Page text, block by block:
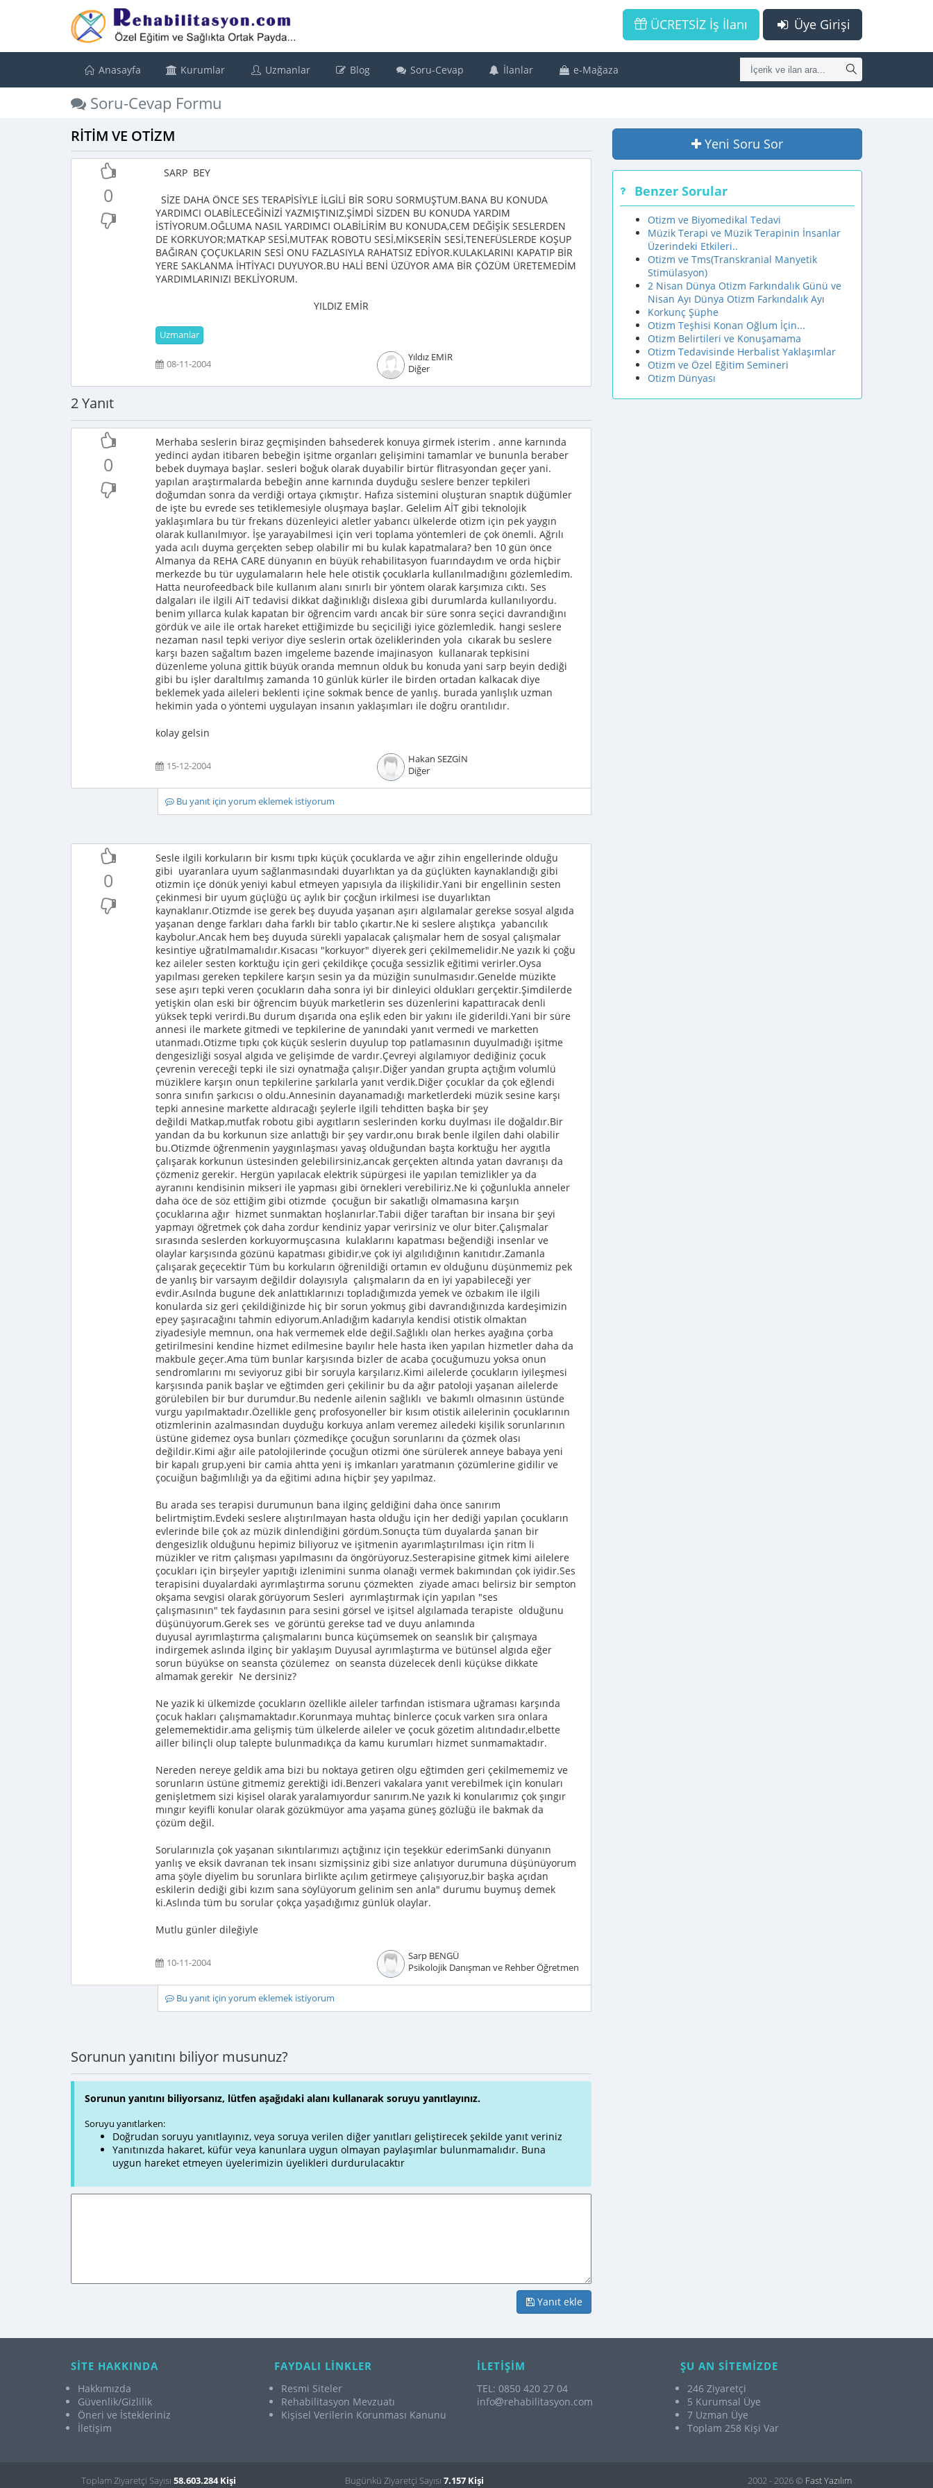
Üye Girişi
ÜCRETSİZ İş İlanı
Anasayfa Kurumlar Uzmanlar Blog Soru-Cevap İlanlar e-Mağaza
Soru-Cevap Formu
RİTİM VE OTİZM
0
SARP BEY
SİZE DAHA ÖNCE SES TERAPİSİYLE İLGİLİ BİR SORU SORMUŞTUM.BANA BU KONUDA
YARDIMCI OLABİLECEĞİNİZİ YAZMIŞTINIZ,ŞİMDİ SİZDEN BU KONUDA YARDIM
İSTİYORUM.OĞLUMA NASIL YARDIMCI OLABİLİRİM BU KONUDA,CEM DEĞİŞİK SESLERDEN
DE KORKUYOR;MATKAP SESİ,MUTFAK ROBOTU SESİ,MİKSERİN SESİ,TENEFÜSLERDE KOŞUP
BAĞIRAN ÇOÇUKLARIN SESİ ONU FAZLASIYLA RAHATSIZ EDİYOR.KULAKLARINI KAPATIP BİR
YERE SAKLANMA İHTİYACI DUYUYOR.BU HALİ BENİ ÜZÜYOR AMA BİR ÇÖZÜM ÜRETEMEDİM
YARDIMLARINIZI BEKLİYORUM.
YILDIZ EMİR
Uzmanlar
08-11-2004
Yıldız EMİR
Diğer
2 Yanıt
0
Merhaba seslerin biraz geçmişinden bahsederek konuya girmek isterim . anne karnında
yedinci aydan itibaren bebeğin işitme organları gelişimini tamamlar ve bununla beraber
bebek duymaya başlar. sesleri boğuk olarak duyabilir birtür flitrasyondan geçer yani.
yapılan araştırmalarda bebeğin anne karnında duyduğu seslere benzer tepkileri
doğumdan sonra da verdiği ortaya çıkmıştır. Hafıza sistemini oluşturan snaptık düğümler
de işte bu evrede ses tetiklemesiyle oluşmaya başlar. Gelelim AİT gibi teknolojik
yaklaşımlara bu tür frekans düzenleyici aletler yabancı ülkelerde otizm için pek yaygın
olarak kullanılmıyor. İşe yarayabilmesi için veri toplama yöntemleri de çok önemli. Ağrılı
yada acılı duyma gerçekten sebep olabilir mi bu kulak kapatmalara? ben 10 gün önce
Almanya da REHA CARE dünyanın en büyük rehabilitasyon fuarındaydım ve orda hiçbir
merkezde bu tür uygulamaların hele hele otistik çocuklarla kullanılmadığını gözlemledim.
Hatta neurofeedback bile kullanım alanı sınırlı bir yöntem olarak karşımıza cıktı. Ses
dalgaları ile ilgili AiT tedavisi dikkat dağinıklığı dislexıa gibi durumlarda kullanılıyordu.
benim yıllarca kulak kapatan bir öğrencim vardı ancak bir süre sonra seçici davrandığını
gördük ve aile ile ortak hareket ettiğimizde bu seçiciliği iyice gözlemledik. hangi seslere
nezaman nasıl tepki veriyor diye seslerin ortak özeliklerinden yola cıkarak bu seslere
karşı bazen sağaltım bazen imgeleme bazende imajinasyon kullanarak tepkisini
düzenleme yoluna gittik büyük oranda memnun olduk bu konuda yani sarp beyin dediği
gibi bu işler daraltılmış zamanda 10 günlük kürler ile birden ortadan kalkacak diye
beklemek yada aileleri beklenti içine sokmak bence de yanlış. burada yanlışlık uzman
hekimin yada o yöntemi uygulayan insanın yaklaşımları ile doğru orantılıdır.
kolay gelsin
15-12-2004
Hakan SEZGİN
Diğer
Bu yanıt için yorum eklemek istiyorum
0
Sesle ilgili korkuların bir kısmı tıpkı küçük çocuklarda ve ağır zihin engellerinde olduğu
gibi uyaranlara uyum sağlanmasındaki duyarlıktan ya da güçlükten kaynaklandığı gibi
otizmin içe dönük yeniyi kabul etmeyen yapısıyla da ilişkilidir.Yani bir engellinin sesten
çekinmesi bir uyum güçlüğü üç aylık bir çocğun irkilmesi ise duyarlıktan
kaynaklanır.Otizmde ise gerek beş duyuda yaşanan aşırı algılamalar gerekse sosyal algıda
yaşanan denge farkları daha farklı bir tablo çıkartır.Ne ki seslere alıştıkça yabancılık
kaybolur.Ancak hem beş duyuda sürekli yapalacak çalışmalar hem de sosyal çalışmalar
kesintiye uğratılmamalıdır.Kısacası "korkuyor" diyerek geri çekilmemelidir.Ne yazık ki çoğu
kez aileler sesten korktuğu için geri çekildikçe çocuğa sessizlik eğitimi verirler.Oysa
yapılması gereken tepkilere karşın sesin ya da müziğin sunulmasıdır.Genelde müzikte
sese aşırı tepki veren çocukların daha sonra iyi bir dinleyici oldukları gerçektir.Şimdilerde
yetişkin olan eski bir öğrencim büyük marketlerin ses düzenlerini kapattıracak denli
yüksek tepki verirdi.Bu durum dışarıda ona eşlik eden bir yakını ile giderildi.Yani bir süre
annesi ile markete gitmedi ve tepkilerine de yanındaki yanıt vermedi ve marketten
utanmadı.Otizme tıpkı çok küçük seslerin duyulup top patlamasının duyulmadığı işitme
dengesizliği sosyal algıda ve gelişimde de vardır.Çevreyi algılamıyor dediğiniz çocuk
çevrenin vereceği tepki ile sizi oynatmağa çalışır.Diğer yandan grupta açtığım volumlü
müziklere karşın onun tepkilerine şarkılarla yanıt verdik.Diğer çocuklar da çok eğlendi
sonra sınıfın şarkıcısı o oldu.Annesinin dayanamadığı marketlerdeki müzik sesine karşı
tepki annesine markette aldıracağı şeylerle ilgili tehditten başka bir şey
değildi Matkap,mutfak robotu gibi aygıtların seslerinden korku duylması ile doğaldır.Bir
yandan da bu korkunun size anlattığı bir şey vardır,onu bırak benle ilgilen dahi olabilir
bu.Otizmde öğrenmenin yaygınlaşması yavaş olduğundan başta korktuğu her aygıtla
çalışarak korkunun üstesinden gelebilirsiniz,ancak gerçekten altında yatan davranışı da
çözmeniz gerekir. Hergün yapılacak elektrik süpürgesi ile yapılan temizlikler ya da
ayranını kendisinin mikseri ile yapması gibi örnekleri verebiliriz.Ne ki çoğunlukla anneler
daha öce de söz ettiğim gibi otizmde çocuğun bir sakatlığı olmamasına karşın
çocuklarına ağır hizmet sunmaktan hoşlanırlar.Tabii diğer taraftan bir insana bir şeyi
yapmayı öğretmek çok daha zordur kendiniz yapar verirsiniz ve olur biter.Çalışmalar
sırasında seslerden korkuyormuşcasına kulaklarını kapatması beğendiği insenlar ve
olaylar karşısında gözünü kapatması gibidir,ve çok iyi algılıdığının kanıtıdır.Zamanla
çalışarak geçecektir Tüm bu korkuların öğrenildiği ortamın ev olduğunu düşünmemiz pek
de yanlış bir varsayım değildir dolayısıyla çalışmaların da en iyi yapabileceği yer
evdir.Asılnda bugune dek anlattıklarınızı topladığımızda yemek ve özbakım ile ilgili
konularda siz geri çekildiğinizde hiç bir sorun yokmuş gibi davrandığınızda kardeşimizin
epey şaşıracağını tahmin ediyorum.Anladığım kadarıyla kendisi otistik olmaktan
ziyadesiyle memnun, ona hak vermemek elde değil.Sağlıklı olan herkes ayağına çorba
getirilmesini kendine hizmet edilmesine bayılır hele hasta iken yapılan hizmetler daha da
makbule geçer.Ama tüm bunlar karşısında bizler de acaba çocuğumuzu yoksa onun
sendromlarını mı seviyoruz gibi bir soruyla karşılarız.Kimi ailelerde çocukların iyileşmesi
karşısında panik başlar ve eğtimden geri çekilinir bu da ağır patoloji yaşanan ailelerde
görülebilen bir bur durumdur.Bu nedenle ailenin sağlıklı ve bakımlı olmasının üstünde
vurgu yapılmaktadır.Özellikle genç profosyoneller bir kısım otistik ailelerinin çocuklarının
otizmlerinin azalmasından duyduğu korkuya anlam veremez ailedeki kişilik sorunlarının
üstüne gidemez oysa bunları çözmedikçe çocuğun sorunlarını da çözmek olası
değildir.Kimi ağır aile patolojilerinde çocuğun otizmi öne sürülerek anneye babaya yeni
bir kapalı grup,yeni bir camia ahtta yeni iş imkanları yaratmanın çözümlerine gidilir ve
çocuiğun bağımlılığı ya da eğitimi adına hiçbir şey yapılmaz.
Bu arada ses terapisi durumunun bana ilginç geldiğini daha önce sanırım
belirtmiştim.Evdeki seslere alıştırılmayan hasta olduğu için her dediği yapılan çocukların
evlerinde bile çok az müzik dinlendiğini gördüm.Sonuçta tüm duyalarda şanan bir
dengesizlik olduğunu hepimiz biliyoruz ve işitmenin ayarımlaştırılması için ritm li
müzikler ve ritm çalışması yapılmasını da öngörüyoruz.Sesterapisine gitmek kimi ailelere
çocukları için birşeyler yapıtığı izlenimini sunma olanağı vermek bakımından çok iyidir.Ses
terapisini duyalardaki ayrımlaştırma sorunu çözmekten ziyade amacı belirsiz bir sempton
okşama sevgisi olarak görüyorum Sesleri ayrımlaştırmak için yapılan "ses
çalışmasının" tek faydasının para sesini görsel ve işitsel algılamada terapiste olduğunu
düşünüyorum.Gerek ses ve görüntü gerekse tad ve duyu anlamında
duyusal ayrımlaştırma çalışmalarını bunca küçümsemek on seanslık bir çalışmaya
indirgemek aslında ilginç bir yaklaşım Duyusal ayrımlaştırma ve bütünsel algıda eğer
sorun büyükse on seansta çözülemez on seansta düzelecek denli küçükse dikkate
almamak gerekir Ne dersiniz?
Ne yazik ki ülkemizde çocukların özellikle aileler tarfından istismara uğraması karşında
çocuk hakları çalışmamaktadır.Korunmaya muhtaç binlerce çocuk varken sıra onlara
gelememektidir.ama gelişmiş tüm ülkelerde aileler ve çocuk gözetim alıtındadır,elbette
ailler bilinçli olup talepte bulunmadıkça da kamu kurumları hizmet sunmamaktadır.
Nereden nereye geldik ama bizi bu noktaya getiren olgu eğtimden geri çekilmememiz ve
sorunların üstüne gitmemiz gerektiği idi.Benzeri vakalara yanıt verebilmek için konuları
genişletmem sizi kişisel olarak yaralamıyordur sanırım.Ne yazık ki konularımız çok şıngır
mıngır keyifli konular olarak gözükmüyor ama yaşama güneş gözlüğü ile bakmak da
çözüm değil.
Sorularınızla çok yaşanan sıkıntılarımızı açtığınız için teşekkür ederimSanki dünyanın
yanlış ve eksik davranan tek insanı sizmişsiniz gibi size anlatıyor durumuna düşünüyorum
ama şöyle diyelim bu sorunlara birlikte açılım getirmeye çalışıyoruz,bir başka açıdan
eskilerin dediği gibi kızım sana söylüyorum gelinim sen anla" durumu buymuş demek
ki.Aslında tüm bu sorular çokça yaşadığımız günlük olaylar.
Mutlu günler dileğiyle
10-11-2004
Sarp BENGÜ
Psikolojik Danışman ve Rehber Öğretmen
Bu yanıt için yorum eklemek istiyorum
Sorunun yanıtını biliyor musunuz?
Sorunun yanıtını biliyorsanız, lütfen aşağıdaki alanı kullanarak soruyu yanıtlayınız.
Soruyu yanıtlarken:
Doğrudan soruyu yanıtlayınız, veya soruya verilen diğer yanıtları geliştirecek şekilde yanıt veriniz
Yanıtınızda hakaret, küfür veya kanunlara uygun olmayan paylaşımlar bulunmamalıdır. Buna
uygun hareket etmeyen üyelerimizin üyelikleri durdurulacaktır
Yanıt ekle
Yeni Soru Sor
Benzer Sorular
Otizm ve Biyomedikal Tedavi
Müzik Terapi ve Müzik Terapinin İnsanlar
Üzerindeki Etkileri..
Otizm ve Tms(Transkranial Manyetik
Stimülasyon)
2 Nisan Dünya Otizm Farkındalık Günü ve
Nisan Ayı Dünya Otizm Farkındalık Ayı
Korkunç Şüphe
Otizm Teşhisi Konan Oğlum İçin...
Otizm Belirtileri ve Konuşamama
Otizm Tedavisinde Herbalist Yaklaşımlar
Otizm ve Özel Eğitim Semineri
Otizm Dünyası
SİTE HAKKINDA
Hakkımızda
Güvenlik/Gizlilik
Öneri ve İstekleriniz
İletişim
FAYDALI LİNKLER
Resmi Siteler
Rehabilitasyon Mevzuatı
Kişisel Verilerin Korunması Kanunu
İLETİŞİM
TEL: 0850 420 27 04
info
rehabilitasyon.com
ŞU AN SİTEMİZDE
246 Ziyaretçi
5 Kurumsal Üye
7 Uzman Üye
Toplam 258 Kişi Var
Toplam Ziyaretçi Sayısı 58.603.284 Kişi Bugünkü Ziyaretçi Sayısı 7.157 Kişi 2002 - 2026 © Fast Yazılım